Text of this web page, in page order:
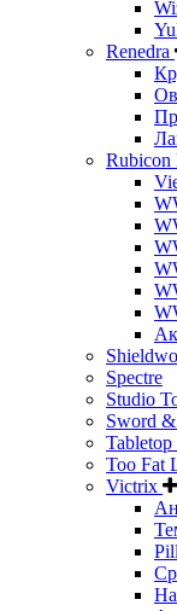
Renedra
Rubicon
Spectre
Studio
Sword
Too Fat
Victrix